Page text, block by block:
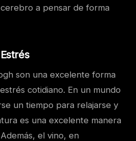
a pensar de forma
son una excelente forma
cotidiano. En un mundo
un tiempo para relajarse y
es una excelente manera
el vino, en